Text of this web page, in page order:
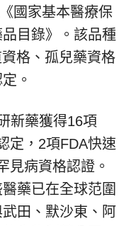
國家基本醫療保
目錄》。該品種
格、孤兒藥資格
。
新藥獲得16項
定，2項FDA快速
見病資格認證。
藥已在全球范圍
田、默沙東、阿